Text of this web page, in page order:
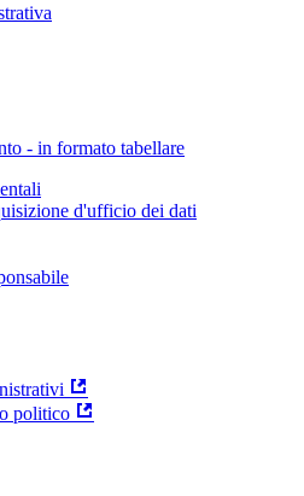
- in formato tabellare
d'ufficio dei dati
politico